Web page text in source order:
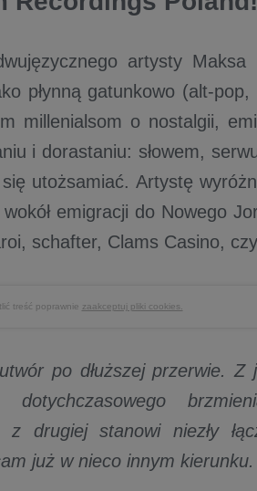
artysty Maksa
płynną gatunkowo (alt-
millenialsom o nostalgii,
i dorastaniu: słowem,
utożsamiać. Artystę
emigracji do Nowego
schafter, Clams Casino,
treść poprawnie zaakceptuj pliki cookies.
po dłuższej przerwie. Z
dotychczasowego
drugiej stanowi niezły
już w nieco innym